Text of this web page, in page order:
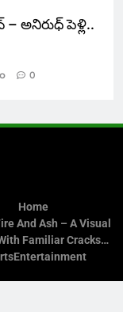
అనిరుధ్ పెళ్లి..
0
Home
And Ash – A Visual
Familiar Cracks…
Entertainment